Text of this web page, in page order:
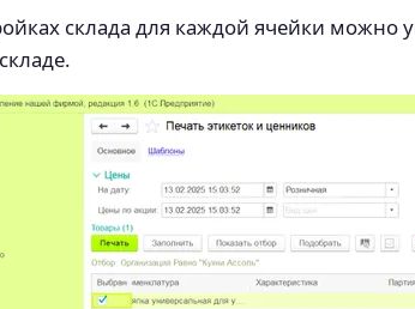
склада для каждой ячейки